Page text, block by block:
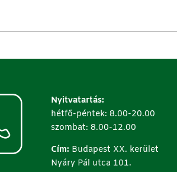
Nyitvatartás:
hétfő-péntek: 8.00-20.00
szombat: 8.00-12.00
Cím: Budapest XX. kerület
Nyáry Pál utca 101.